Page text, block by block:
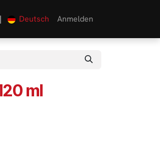
| Deutsch Anmelden
ml